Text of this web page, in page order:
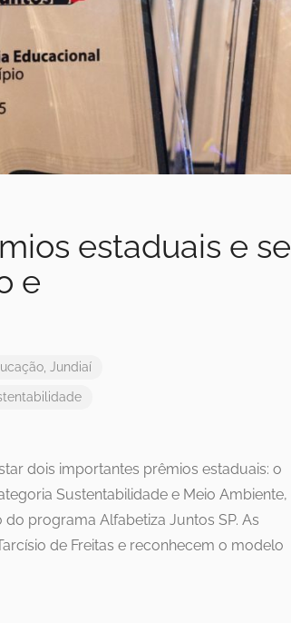
estaduais e se
e
Jundiaí
dois importantes prêmios estaduais: o
Sustentabilidade e Meio Ambiente,
programa Alfabetiza Juntos SP. As
de Freitas e reconhecem o modelo